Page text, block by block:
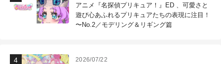
アニメ『名探偵プリキュア！』ED 、可愛さと
遊び心あふれるプリキュアたちの表現に注目！
〜No.2／モデリング＆リギング篇
2026/07/22